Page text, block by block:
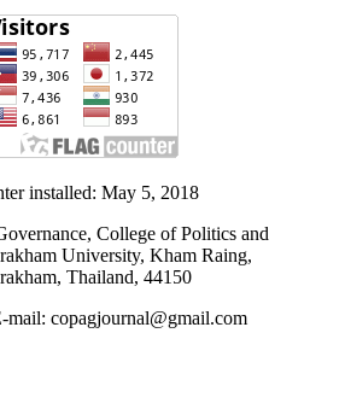
installed: May 5, 2018
College of Politics and
University, Kham Raing,
Thailand, 44150
mail: copagjournal@gmail.com